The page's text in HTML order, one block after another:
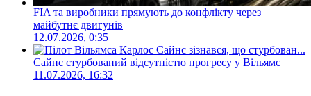
FIA та виробники прямують до конфлікту через
майбутнє двигунів
12.07.2026, 0:35
Сайнс стурбований відсутністю прогресу у Вільямс
11.07.2026, 16:32